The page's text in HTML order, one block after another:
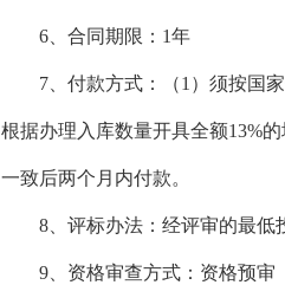
6、合同期限：1年
7、付款方式：（1）须按国
根据办理入库数量开具全额13%
一致后两个月内付款。
8、评标办法：经评审的最低
9、资格审查方式：资格预审